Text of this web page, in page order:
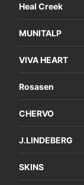
Heal Creek
MUNITALP
VIVA HEART
Rosasen
CHERVO
J.LINDEBERG
SKINS